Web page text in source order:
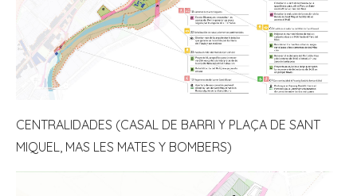
CENTRALIDADES (CASAL DE BARRI Y PLAÇA DE SANT
MIQUEL, MAS LES MATES Y BOMBERS)